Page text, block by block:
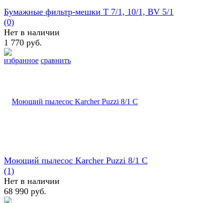
избранное сравнить
Бумажные фильтр-мешки T 7/1, 10/1, BV 5/1
(0)
Нет в наличии
1 770 руб.
Моющий пылесос Karcher Puzzi 8/1 C
(1)
Нет в наличии
68 990 руб.